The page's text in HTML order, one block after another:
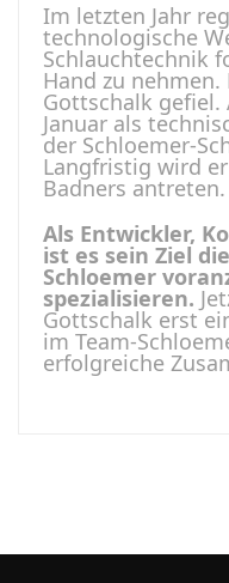
Im letzten Jahr
technologische
Schlauchtechnik
Hand zu nehmen.
Gottschalk gefiel.
Januar als
der Schloemer-
Langfristig wird
Badners antreten.
Als Entwickler,
ist es sein Ziel
Schloemer
spezialisieren.
Gottschalk erst
im Team-
erfolgreiche